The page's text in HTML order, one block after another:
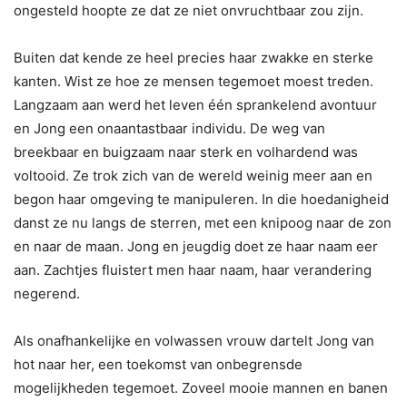
ongesteld hoopte ze dat ze niet onvruchtbaar zou zijn.
Buiten dat kende ze heel precies haar zwakke en sterke
kanten. Wist ze hoe ze mensen tegemoet moest treden.
Langzaam aan werd het leven één sprankelend avontuur
en Jong een onaantastbaar individu. De weg van
breekbaar en buigzaam naar sterk en volhardend was
voltooid. Ze trok zich van de wereld weinig meer aan en
begon haar omgeving te manipuleren. In die hoedanigheid
danst ze nu langs de sterren, met een knipoog naar de zon
en naar de maan. Jong en jeugdig doet ze haar naam eer
aan. Zachtjes fluistert men haar naam, haar verandering
negerend.
Als onafhankelijke en volwassen vrouw dartelt Jong van
hot naar her, een toekomst van onbegrensde
mogelijkheden tegemoet. Zoveel mooie mannen en banen